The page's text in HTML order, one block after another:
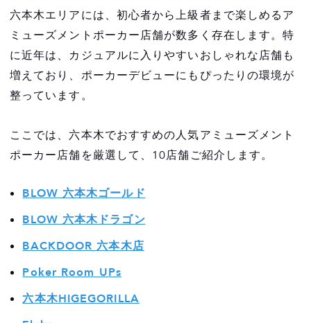
BLOW 六本木ドラゴン
BACKDOOR 六本木店
Poker Room UPs
六本木HIGEGORILLA
Fluke.
NINE THREE
BUBBLE 六本木店
SlowPlay -tokyo-
BonTokyo
初心者でも安心できるアミューズメントカジ
ノの選び方
六本木エリアには、初心者から上級者まで楽しめるア
ミューズメントポーカー店舗が数多く存在します。特
に近年は、カジュアルに入りやすいおしゃれな店舗も
増えており、ポーカーデビューにもぴったりの環境が
整っています。
ここでは、六本木でおすすめの人気アミューズメント
ポーカー店舗を厳選して、10店舗ご紹介します。
BLOW 六本木ゴールド
BLOW 六本木ドラゴン
BACKDOOR 六本木店
Poker Room UPs
六本木HIGEGORILLA